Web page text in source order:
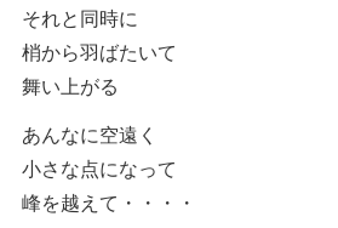
それと同時に
梢から羽ばたいて
舞い上がる
あんなに空遠く
小さな点になって
峰を越えて・・・・